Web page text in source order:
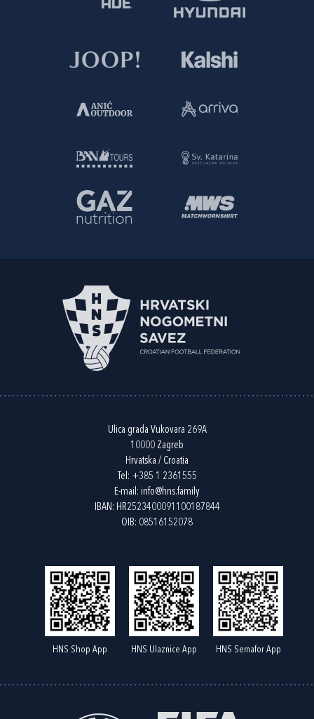
Ulica grada Vukovara 269A
10000 Zagreb
Hrvatska / Croatia
Tel: +385 1 2361555
E-mail: info@hns.family
IBAN: HR2523400091100187844
OIB: 08516152078
HNS Shop App HNS Ulaznice App HNS Semafor App